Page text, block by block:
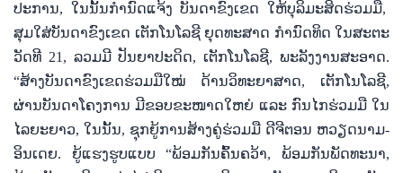
ປະ​ການ, ໃນ​ນັ້ນ​ກຳ​ນົດ​ແຈ້ງ ​ບັນ​ດາ​ຂົງ​ເຂດ​ ໃຫ້​ບຸ​ລິ​ມະ​ສິດ​ຮ່ວມ​ມື,
ສຸມ​ໃສ່​ບັນ​ດາ​ຂົງ​ເຂດ ​ເຕັກ​ໂນ​ໂລ​ຊີ ​ຍຸດ​ທະ​ສາດ ​ກຳ​ນົດ​ທິດ ໃນ​ສະ​ຕະ​
ວັດ​ທີ 21, ລວມ​ມີ​ ປັນ​ຍາ​ປະ​ດິດ, ເຕັກ​ໂນ​ໂລ​ຊີ,ພະ​ລັງ​ງານ​ສະ​ອາດ.
“ສ້າງ​ບັນ​ດາ​ຂົງ​ເຂດ​ຮ່ວມ​ມື​ໃໝ່ ​ດ້ານ​ວິ​ທະ​ຍາ​ສາດ, ເຕັກ​ໂນ​ໂລ​ຊີ,
ຜ່ານ​ບັນ​ດາ​ໂຄງ​ການ​ ມີ​ຂອບ​ຂ​ະ​ໜາດ​ໃຫຍ່ ແລະ ກົນ​ໄກ​ຮ່ວມ​ມື ​ໃນ​
ໄລ​ຍະ​ຍາວ, ໃນ​ນັ້ນ​, ຊຸກ​ຍູ້​ການ​ສ້າງ​ຄູ່​ຮ່ວມ​ມື ​ດີ​ຈີ​ຕອນ ຫວຽດ​ນາມ-
ອິນ​ເດຍ. ຍູ້​ແຮງ​ຮູບ​ແບບ “ພ້ອມ​ກັນ​ຄົ້ນ​ຄວ້າ,ພ້ອມ​ກັນ​ພັດ​ທະ​ນາ,